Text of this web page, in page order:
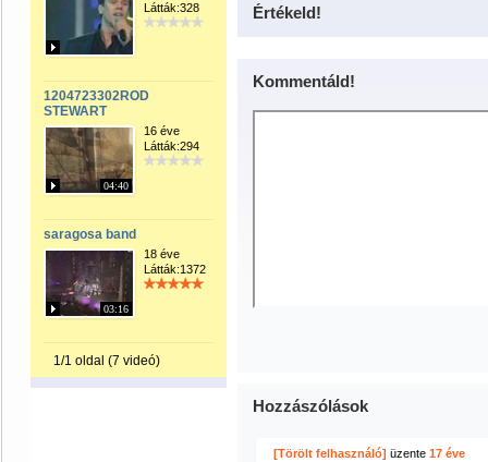
Látták:328
1204723302ROD
STEWART
04:40
16 éve
Látták:294
saragosa band
03:16
18 éve
Látták:1372
1/1 oldal (7 videó)
Értékeld!
Kommentáld!
Hozzászólások
[Törölt felhasználó] üzente 17 éve